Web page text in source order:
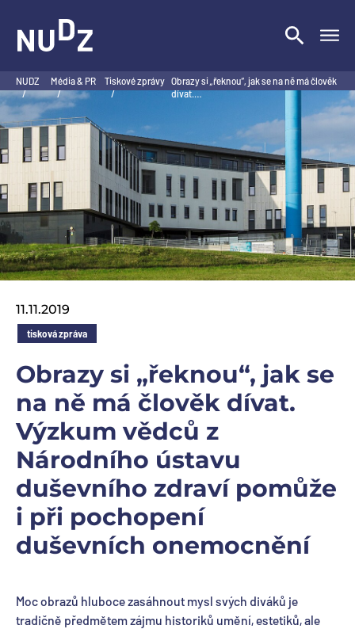
NUDZ
/
Média & PR
/
Tiskové zprávy
/
Obrazy si „řeknou“, jak se na ně má člověk
dívat.…
11.11.2019
tisková zpráva
Obrazy si „řeknou“, jak se
na ně má člověk dívat.
Výzkum vědců z
Národního ústavu
duševního zdraví pomůže
i při pochopení
duševních onemocnění
Moc obrazů hluboce zasáhnout mysl svých diváků je
tradičně předmětem zájmu historiků umění, estetiků, ale